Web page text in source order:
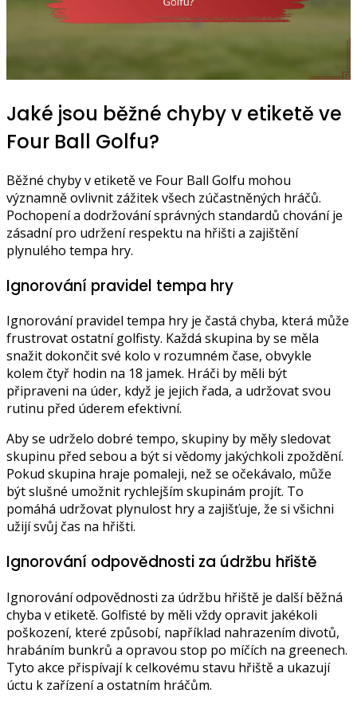
Jaké jsou běžné chyby v etiketě ve
Four Ball Golfu?
Běžné chyby v etiketě ve Four Ball Golfu mohou
významně ovlivnit zážitek všech zúčastněných hráčů.
Pochopení a dodržování správných standardů chování je
zásadní pro udržení respektu na hřišti a zajištění
plynulého tempa hry.
Ignorování pravidel tempa hry
Ignorování pravidel tempa hry je častá chyba, která může
frustrovat ostatní golfisty. Každá skupina by se měla
snažit dokončit své kolo v rozumném čase, obvykle
kolem čtyř hodin na 18 jamek. Hráči by měli být
připraveni na úder, když je jejich řada, a udržovat svou
rutinu před úderem efektivní.
Aby se udrželo dobré tempo, skupiny by měly sledovat
skupinu před sebou a být si vědomy jakýchkoli zpoždění.
Pokud skupina hraje pomaleji, než se očekávalo, může
být slušné umožnit rychlejším skupinám projít. To
pomáhá udržovat plynulost hry a zajišťuje, že si všichni
užijí svůj čas na hřišti.
Ignorování odpovědnosti za údržbu hřiště
Ignorování odpovědnosti za údržbu hřiště je další běžná
chyba v etiketě. Golfisté by měli vždy opravit jakékoli
poškození, které způsobí, například nahrazením divotů,
hrabáním bunkrů a opravou stop po míčích na greenech.
Tyto akce přispívají k celkovému stavu hřiště a ukazují
úctu k zařízení a ostatním hráčům.